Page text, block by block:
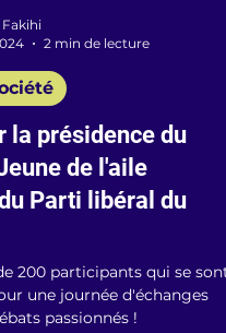
2 min de lecture
la présidence du
de l'aile
Parti libéral du
200 participants qui se sont